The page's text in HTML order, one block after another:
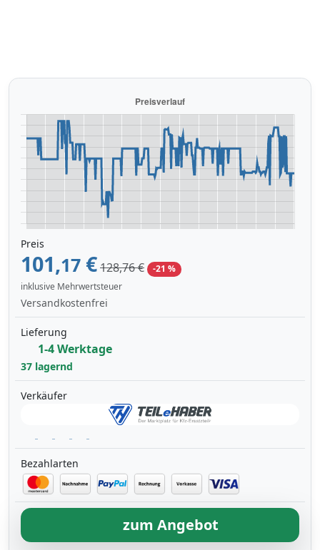
Preis
101,17 €128,76 €
-21 %
inklusive Mehrwertsteuer
Versandkostenfrei
Lieferung
1-4 Werktage
37 lagernd
Verkäufer
Bezahlarten
zum Angebot